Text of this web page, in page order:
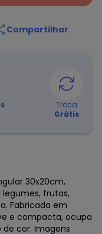
Compartilhar
Troca
Grátis
30x20cm,
frutas,
Fabricada em
e compacta, ocupa
cor. Imagens